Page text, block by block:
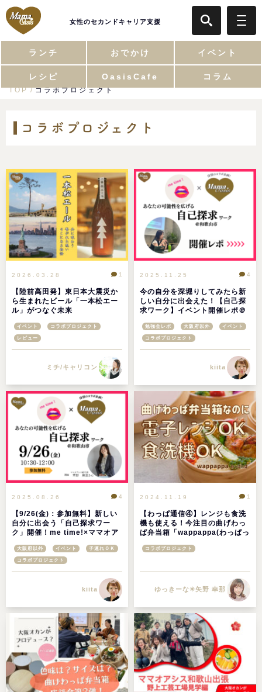
女性のセカンドキャリア支援
ランチ おでかけ イベント
レシピ OasisCafe コラム
TOP コラボプロジェクト
コラボプロジェクト
2026.03.28
【陸前高田発】東日本大震災か
ら生まれたビール「一本松エー
ル」がつなぐ未来
1
イベント コラボプロジェクト
レビュー
ミチ/キャリコン
2025.11.25
今の自分を深堀りしてみたら新
しい自分に出会えた！【自己探
求ワーク】イベント開催レポ＠
4
勉強会レポ 大阪府以外 イベント
コラボプロジェクト
kiita
2025.08.26
【9/26(金)：参加無料】新しい
自分に出会う「自己探求ワー
ク」開催！me time!×ママオア
4
大阪府以外 イベント 子連れＯＫ
コラボプロジェクト
kiita
2024.11.19
【わっぱ通信④】レンジも食洗
機も使える！今注目の曲げわっ
ぱ弁当箱「wappappa(わっぱっ
1
コラボプロジェクト
ゆっきーな✳︎矢野 幸那